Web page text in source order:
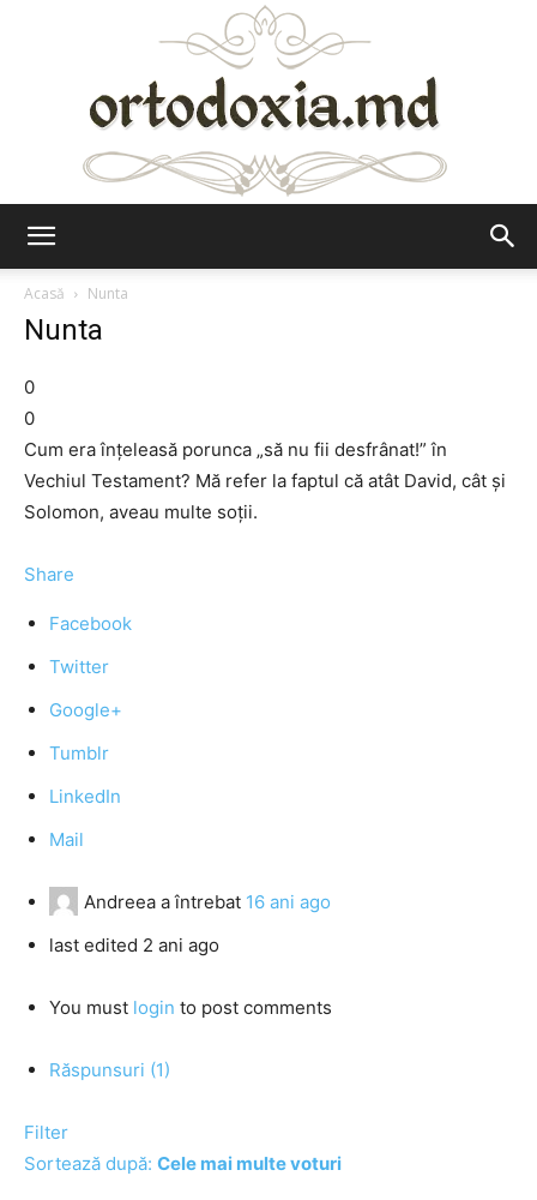
Acasă
Nunta
Nunta
0
0
Cum era înțeleasă porunca „să nu fii desfrânat!” în
Vechiul Testament? Mă refer la faptul că atât David, cât și
Solomon, aveau multe soții.
Share
Facebook
Twitter
Google+
Tumblr
LinkedIn
Mail
Andreea a întrebat 16 ani ago
last edited 2 ani ago
You must login to post comments
Răspunsuri (1)
Filter
Sortează după: Cele mai multe voturi